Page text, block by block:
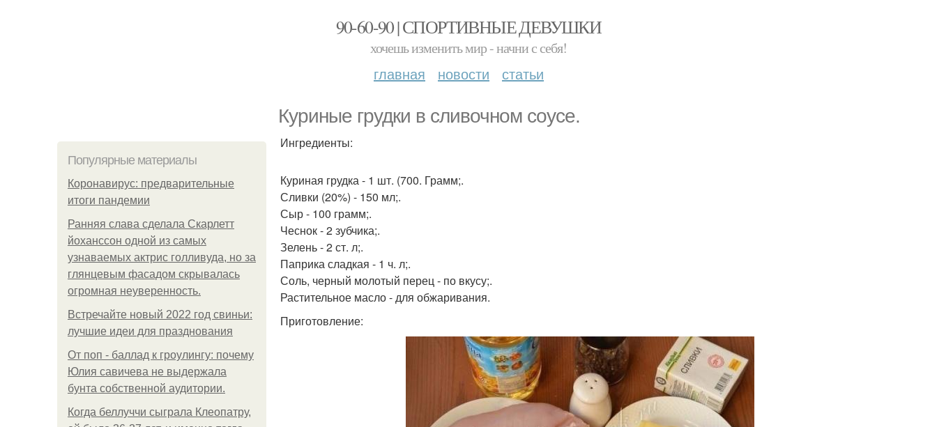
90-60-90 | СПОРТИВНЫЕ ДЕВУШКИ
хочешь изменить мир - начни с себя!
главная новости статьи
Куриные грудки в сливочном соусе.
Популярные материалы
Коронавирус: предварительные
итоги пандемии
Ранняя слава сделала Скарлетт
йоханссон одной из самых
узнаваемых актрис голливуда, но за
глянцевым фасадом скрывалась
огромная неуверенность.
Встречайте новый 2022 год свиньи:
лучшие идеи для празднования
От поп - баллад к гроулингу: почему
Юлия савичева не выдержала
бунта собственной аудитории.
Когда беллуччи сыграла Клеопатру,
Ингредиенты:
Куриная грудка - 1 шт. (700. Грамм;.
Сливки (20%) - 150 мл;.
Сыр - 100 грамм;.
Чеснок - 2 зубчика;.
Зелень - 2 ст. л;.
Паприка сладкая - 1 ч. л;.
Соль, черный молотый перец - по вкусу;.
Растительное масло - для обжаривания.
Приготовление: